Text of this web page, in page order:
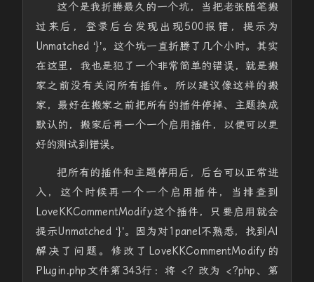
这个是我折腾最久的一个坑，当把老张随笔搬
过来后，登录后台发现出现500报错，提示为
Unmatched ‘}’。这个坑一直折腾了几个小时。其实
在这里，我也是犯了一个非常简单的错误，就是搬
家之前没有关闭所有插件。所以建议像这样的搬
家，最好在搬家之前把所有的插件停掉、主题换成
默认的，搬家后再一个一个启用插件，以便可以更
好的测试到错误。
把所有的插件和主题停用后，后台可以正常进
入，这个时候再一个一个启用插件，当排查到
LoveKKCommentModify这个插件，只要启用就会
提示Unmatched ‘}’。因为对1panel不熟悉，找到AI
解决了问题。修改了LoveKKCommentModify的
Plugin.php文件第343行：将 <? 改为 <?php、第